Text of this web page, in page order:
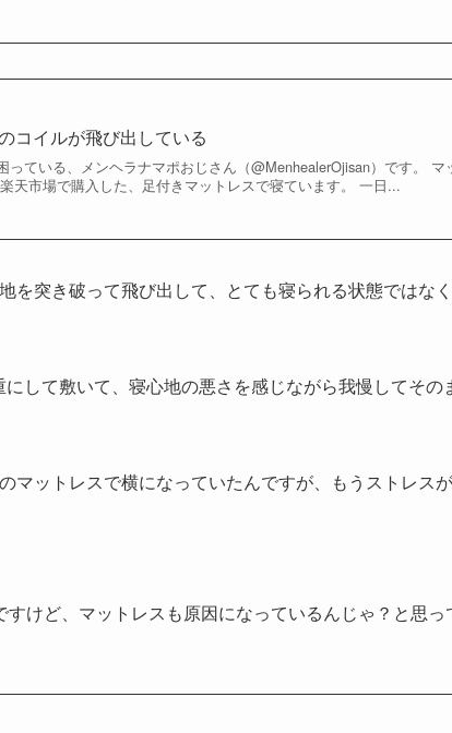
コイルが飛び出している
っている、メンヘラナマポおじさん（@MenhealerOjisan）です。 マ
天市場で購入した、足付きマットレスで寝ています。 一日...
を突き破って飛び出して、とても寝られる状態ではな
して敷いて、寝心地の悪さを感じながら我慢してその
マットレスで横になっていたんですが、もうストレスが
けど、マットレスも原因になっているんじゃ？と思っ